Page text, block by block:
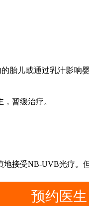
儿或通过乳汁影响
暂缓治疗。
受NB-UVB光疗。但
预约医生